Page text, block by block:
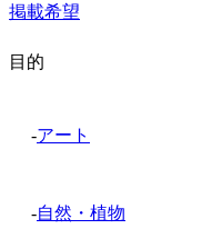
掲載希望
目的
-アート
-自然・植物